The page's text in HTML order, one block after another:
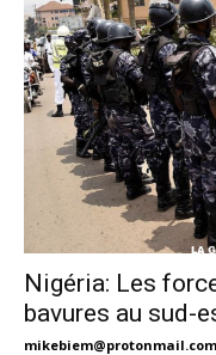
Nigéria: Les
bavures au sud-
mikebiem@protonmail.com